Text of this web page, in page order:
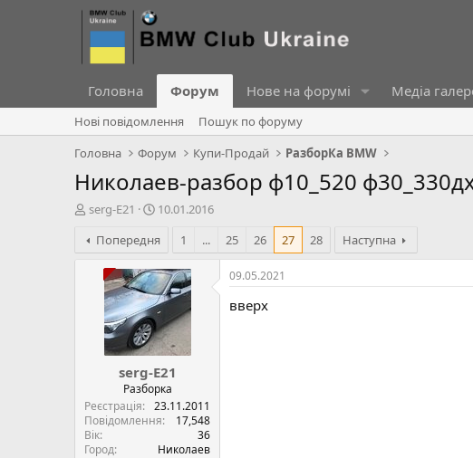
Головна Форум Нове на форумі Медіа
Нові повідомлення
Пошук по форуму
Головна
Форум Купи-Продай РазборКа BMW
Николаев-разбор ф10_520
А
т
о
serg-E21
Д
т
а
с
т
в
р
е
н
н
я
10.01.2016
Попередня
1 ... 25 26 27 28 Наступна
serg-E21
Разборка
Реєстрація
23.11.2011
Повідомлення
17,548
Вік
36
Город
Николаев
09.05.2021
вверх